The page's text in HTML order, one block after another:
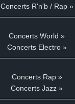
Concerts R'n'b / Rap »
Concerts World »
Concerts Electro »
Concerts Rap »
Concerts Jazz »